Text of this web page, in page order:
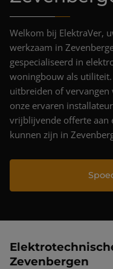
Nieuws & blog
Welkom bij ElektraVer,
werkzaam in
gespecialiseerd in
woningbouw als utiliteit.
uitbreiden of vervangen
onze ervaren
vrijblijvende offerte aan
kunnen zijn in
Zevenbergen